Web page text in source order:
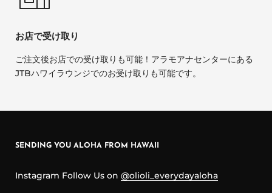
お店で受け取り
ご注文後お店での受け取りも可能！アラモアナセンターにある
JTBハワイラウンジでのお受け取りも可能です。
SENDING YOU ALOHA FROM HAWAII
Instagram Follow Us on @olioli_everydayaloha